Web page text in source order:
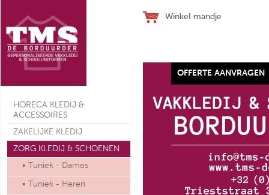
Winkel mandje
HORECA KLEDIJ &
ACCESSOIRES
ZAKELIJKE KLEDIJ
ZORG KLEDIJ & SCHOENEN
• Tuniek - Dames
• Tuniek - Heren
OFFERTE AANVRAGEN
Werkhandschoen SJ ALLFLEX